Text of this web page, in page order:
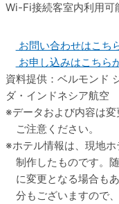
Wi-Fi接続客室内利用可
お問い合わせはこち
お申し込みはこちら
資料提供：ベルモンド
ダ・インドネシア航空
データおよび内容は
ご注意ください。
ホテル情報は、現地
制作したものです。
に変更となる場合も
分もございますので